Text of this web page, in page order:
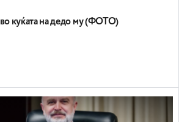
куќата на дедо му (ФОТО)